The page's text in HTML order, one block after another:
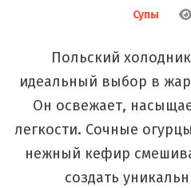
Супы
Польский
идеальный выбор в
Он освежает,
легкости. Сочные
нежный кефир
создать